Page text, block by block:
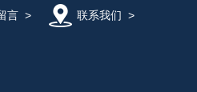
言> 联系我们 >